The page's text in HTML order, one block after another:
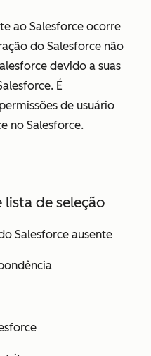
ao Salesforce ocorre
do Salesforce não
devido a suas
É
de usuário
no Salesforce.
lista de seleção
Salesforce ausente